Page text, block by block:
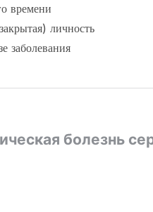
времени
личность
заболевания